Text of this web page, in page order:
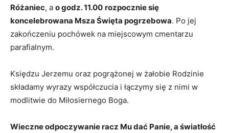
Różaniec, a o godz. 11.00 rozpocznie się
koncelebrowana Msza Święta pogrzebowa. Po jej
zakończeniu pochówek na miejscowym cmentarzu
parafialnym.
Księdzu Jerzemu oraz pogrążonej w żałobie Rodzinie
składamy wyrazy współczucia i łączymy się z nimi w
modlitwie do Miłosiernego Boga.
Wieczne odpoczywanie racz Mu dać Panie, a światłość